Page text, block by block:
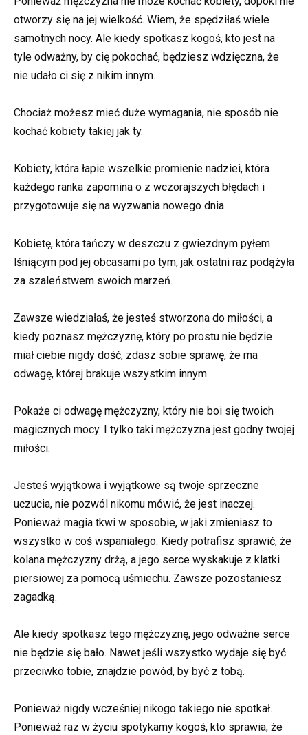
otworzy się na jej wielkość. Wiem, że spędziłaś wiele
samotnych nocy. Ale kiedy spotkasz kogoś, kto jest na
tyle odważny, by cię pokochać, będziesz wdzięczna, że
nie udało ci się z nikim innym.
Chociaż możesz mieć duże wymagania, nie sposób nie
kochać kobiety takiej jak ty.
Kobiety, która łapie wszelkie promienie nadziei, która
każdego ranka zapomina o z wczorajszych błędach i
przygotowuje się na wyzwania nowego dnia.
Kobietę, która tańczy w deszczu z gwiezdnym pyłem
lśniącym pod jej obcasami po tym, jak ostatni raz podążyła
za szaleństwem swoich marzeń.
Zawsze wiedziałaś, że jesteś stworzona do miłości, a
kiedy poznasz mężczyznę, który po prostu nie będzie
miał ciebie nigdy dość, zdasz sobie sprawę, że ma
odwagę, której brakuje wszystkim innym.
Pokaże ci odwagę mężczyzny, który nie boi się twoich
magicznych mocy. I tylko taki mężczyzna jest godny twojej
miłości.
Jesteś wyjątkowa i wyjątkowe są twoje sprzeczne
uczucia, nie pozwól nikomu mówić, że jest inaczej.
Ponieważ magia tkwi w sposobie, w jaki zmieniasz to
wszystko w coś wspaniałego. Kiedy potrafisz sprawić, że
kolana mężczyzny drżą, a jego serce wyskakuje z klatki
piersiowej za pomocą uśmiechu. Zawsze pozostaniesz
zagadką.
Ale kiedy spotkasz tego mężczyznę, jego odważne serce
nie będzie się bało. Nawet jeśli wszystko wydaje się być
przeciwko tobie, znajdzie powód, by być z tobą.
Ponieważ nigdy wcześniej nikogo takiego nie spotkał.
Ponieważ raz w życiu spotykamy kogoś, kto sprawia, że